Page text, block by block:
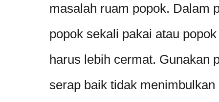
masalah ruam popok. Dalam
popok sekali pakai atau
harus lebih cermat. Gunakan
serap baik tidak